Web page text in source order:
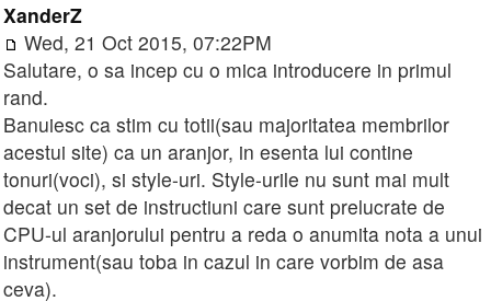
XanderZ
Wed, 21 Oct 2015, 07:22PM
Salutare, o sa incep cu o mica introducere in primul
rand.
Banuiesc ca stim cu totii(sau majoritatea membrilor
acestui site) ca un aranjor, in esenta lui contine
tonuri(voci), si style-uri. Style-urile nu sunt mai mult
decat un set de instructiuni care sunt prelucrate de
CPU-ul aranjorului pentru a reda o anumita nota a unui
instrument(sau toba in cazul in care vorbim de asa
ceva).